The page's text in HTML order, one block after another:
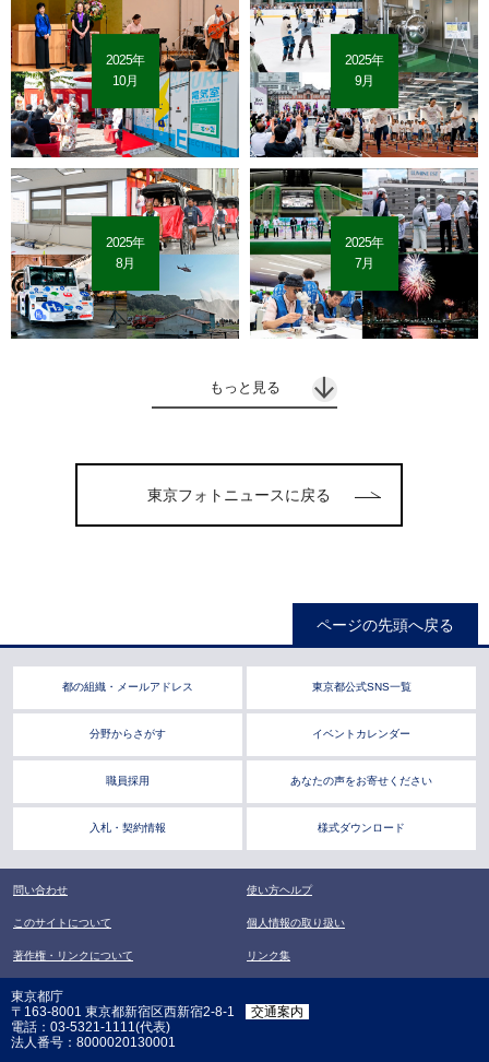
2025年
10月
2025年
9月
2025年
8月
2025年
7月
もっと見る
東京フォトニュースに戻る
ページの先頭へ戻る
都の組織・メールアドレス 東京都公式SNS一覧
分野からさがす イベントカレンダー
職員採用 あなたの声をお寄せください
入札・契約情報 様式ダウンロード
問い合わせ 使い方ヘルプ
このサイトについて 個人情報の取り扱い
著作権・リンクについて リンク集
東京都庁
〒163-8001 東京都新宿区西新宿2-8-1
交通案内
電話：03-5321-1111(代表)
法人番号：8000020130001